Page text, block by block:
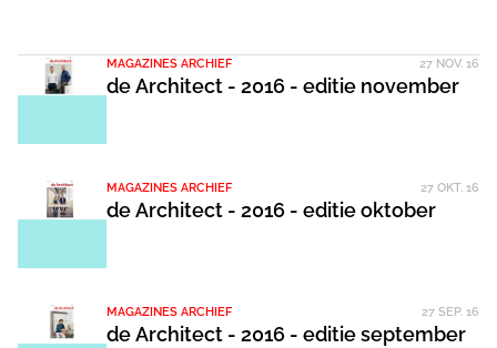
MAGAZINES ARCHIEF 27 NOV. 16
de Architect - 2016 - editie november
MAGAZINES ARCHIEF 27 OKT. 16
de Architect - 2016 - editie oktober
MAGAZINES ARCHIEF 27 SEP. 16
de Architect - 2016 - editie september